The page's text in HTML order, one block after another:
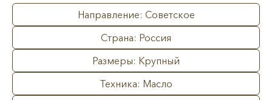
Направление: Советское
Страна: Россия
Размеры: Крупный
Техника: Масло